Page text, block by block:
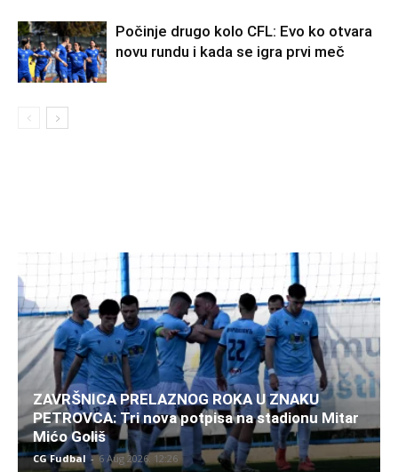
Počinje drugo kolo CFL: Evo ko otvara
novu rundu i kada se igra prvi meč
ZAVRŠNICA PRELAZNOG ROKA U ZNAKU
PETROVCA: Tri nova potpisa na stadionu Mitar
Mićo Goliš
CG Fudbal - 6 Aug 2026. 12:26